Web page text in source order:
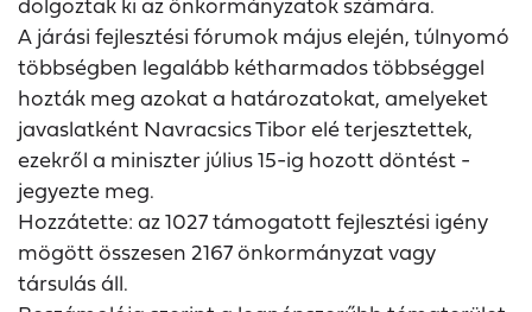
A járási fejlesztési fórumok május elején, túlnyomó
többségben legalább kétharmados többséggel
hozták meg azokat a határozatokat, amelyeket
javaslatként Navracsics Tibor elé terjesztettek,
ezekről a miniszter július 15-ig hozott döntést -
jegyezte meg.
Hozzátette: az 1027 támogatott fejlesztési igény
mögött összesen 2167 önkormányzat vagy
társulás áll.